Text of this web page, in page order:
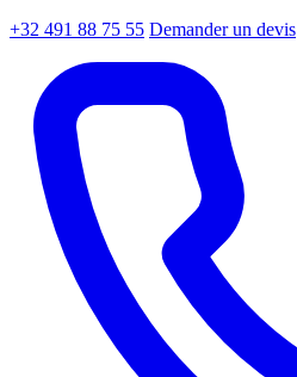
+32 491 88 75 55 Demander un devis